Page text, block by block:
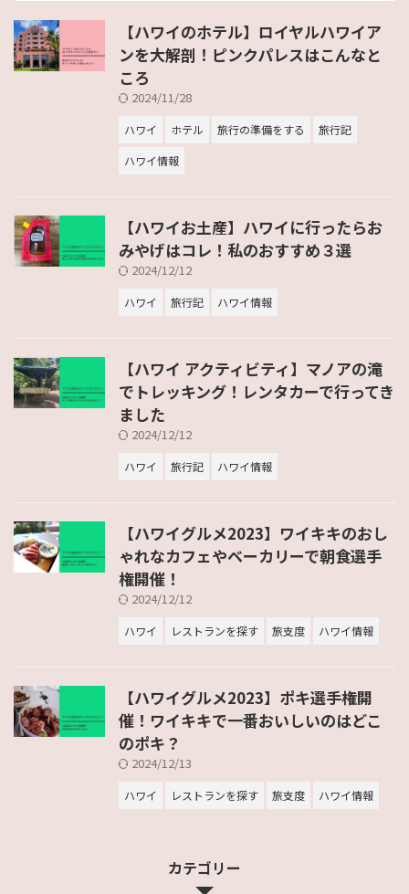
【ハワイのホテル】ロイヤルハワイア
ンを大解剖！ピンクパレスはこんなと
ころ
2024/11/28
ハワイ ホテル 旅行の準備をする
旅行記
ハワイ情報
【ハワイお土産】ハワイに行ったらお
みやげはコレ！私のおすすめ３選
2024/12/12
ハワイ 旅行記 ハワイ情報
【ハワイ アクティビティ】マノアの滝
でトレッキング！レンタカーで行ってき
ました
2024/12/12
ハワイ 旅行記 ハワイ情報
【ハワイグルメ2023】ワイキキのおし
ゃれなカフェやベーカリーで朝食選手
権開催！
2024/12/12
ハワイ レストランを探す 旅支度 ハワイ情報
【ハワイグルメ2023】ポキ選手権開
催！ワイキキで一番おいしいのはどこ
のポキ？
2024/12/13
ハワイ レストランを探す 旅支度 ハワイ情報
カテゴリー